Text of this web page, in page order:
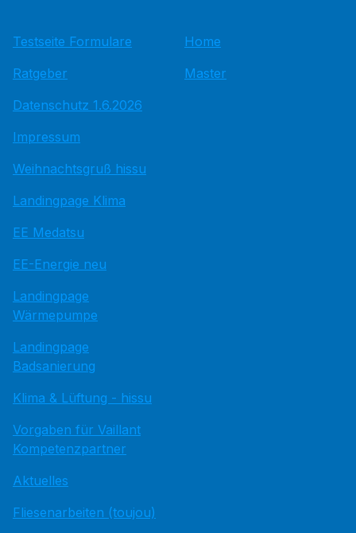
Testseite Formulare
Ratgeber
Datenschutz 1.6.2026
Impressum
Weihnachtsgruß hissu
Landingpage Klima
EE Medatsu
EE-Energie neu
Landingpage
Wärmepumpe
Landingpage
Badsanierung
Klima & Lüftung - hissu
Vorgaben für Vaillant
Kompetenzpartner
Aktuelles
Fliesenarbeiten (toujou)
Home
Master